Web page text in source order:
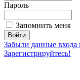
Пароль
Запомнить меня
Забыли данные входа
Зарегистрируйтесь!